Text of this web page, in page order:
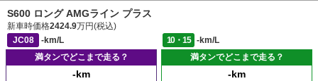
S600 ロング AMGライン プラス
新車時価格2424.9万円(税込)
JC08
-km/L 10・15
-km/L
満タンでどこまで走る？
-km
満タンでどこまで走る？
-km